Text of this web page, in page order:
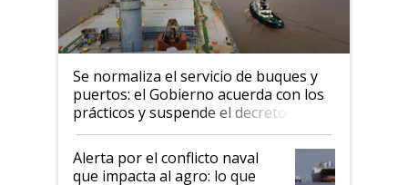
Se normaliza el servicio de buques y
puertos: el Gobierno acuerda con los
prácticos y suspende el decreto de
desregulación
Alerta por el conflicto naval
que impacta al agro: lo que